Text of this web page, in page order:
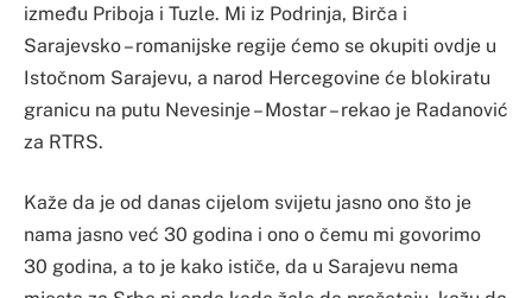
između Priboja i Tuzle. Mi iz Podrinja, Birča i
Sarajevsko – romanijske regije ćemo se okupiti ovdje u
Istočnom Sarajevu, a narod Hercegovine će blokiratu
granicu na putu Nevesinje – Mostar – rekao je Radanović
za RTRS.
Kaže da je od danas cijelom svijetu jasno ono što je
nama jasno već 30 godina i ono o čemu mi govorimo
30 godina, a to je kako ističe, da u Sarajevu nema